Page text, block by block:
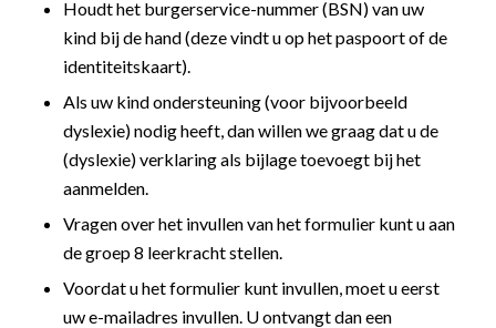
Houdt het burgerservice-nummer (BSN) van uw
kind bij de hand (deze vindt u op het paspoort of de
identiteitskaart).
Als uw kind ondersteuning (voor bijvoorbeeld
dyslexie) nodig heeft, dan willen we graag dat u de
(dyslexie) verklaring als bijlage toevoegt bij het
aanmelden.
Vragen over het invullen van het formulier kunt u aan
de groep 8 leerkracht stellen.
Voordat u het formulier kunt invullen, moet u eerst
uw e-mailadres invullen. U ontvangt dan een